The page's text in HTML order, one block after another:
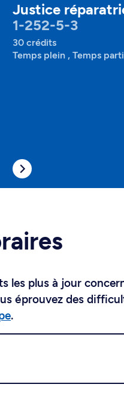
Justice
1-252-5-3
30 crédits
Temps plein , Temps
les plus à jour
éprouvez des
.